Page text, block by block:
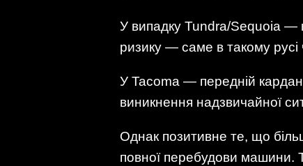
У випадку Tundra/Sequoia —
ризику — саме в такому
У Tacoma — передній
виникнення надзвичайної
Однак позитивне те, що
повної перебудови машини.